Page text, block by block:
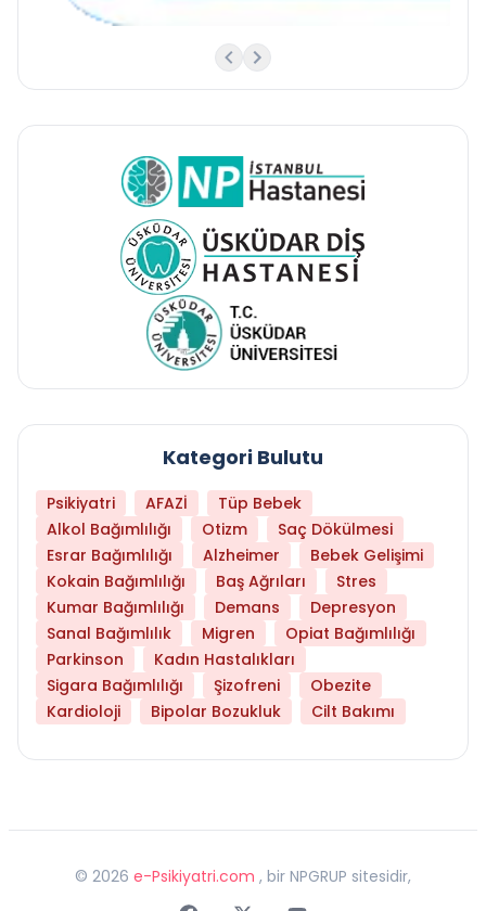
Kategori Bulutu
Psikiyatri AFAZİ
Tüp Bebek
Alkol Bağımlılığı
Otizm
Saç Dökülmesi
Esrar Bağımlılığı
Alzheimer
Bebek Gelişimi
Kokain Bağımlılığı
Baş Ağrıları
Stres
Kumar Bağımlılığı
Demans
Depresyon
Sanal Bağımlılık
Migren
Opiat Bağımlılığı
Parkinson
Kadın Hastalıkları
Sigara Bağımlılığı
Şizofreni
Obezite
Kardioloji
Bipolar Bozukluk Cilt Bakımı
© 2026 e-Psikiyatri.com , bir NPGRUP sitesidir,